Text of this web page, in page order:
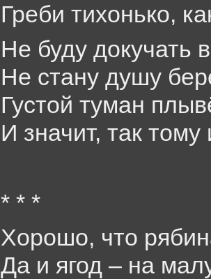
Греби тихонько,
Не буду докучать
Не стану душу
Густой туман
И значит, так тому
* * *
Хорошо, что
Да и ягод – на